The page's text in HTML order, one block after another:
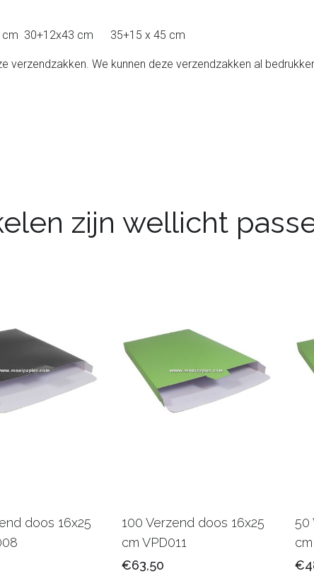
cm 30+12x43 cm 35+15 x 45 cm
We kunnen deze verzendzakken al
zijn wellicht
doos 16x25
100 Verzend doos 16x25
cm VPD011
€63,50
50